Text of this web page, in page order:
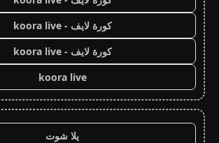
كورة لايف - koora live
كورة لايف - koora live
koora live
يلا شوت